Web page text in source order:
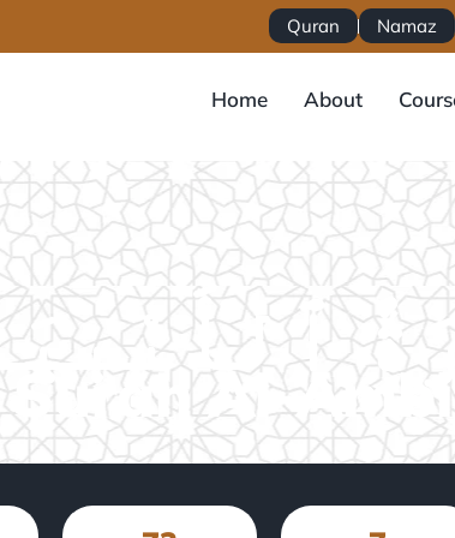
Quran Namaz
Home About
Surah Al-